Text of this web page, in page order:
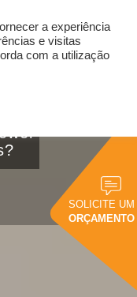
SOLICITE UM
ORÇAMENTO
Alternar
a experiência
e visitas
com a utilização